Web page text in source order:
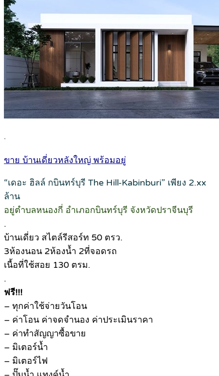
.
ขาย บ้านเดี่ยวหลังใหญ่ พร้อมอยู่
“เดอะ ฮิลล์ กบินทร์บุรี The Hill-Kabinburi” เพียง 2.xx
ล้าน
อยู่ตำบลหนองกี่ อำเภอกบินทร์บุรี จังหวัดปราจีนบุรี
.
บ้านเดี่ยว สไตล์รีสอร์ท 50 ตรว.
3ห้องนอน 2ห้องน้ำ 2ที่จอดรถ
เนื้อที่ใช้สอย 130 ตรม.
.
ฟรี!!!
– ทุกค่าใช้จ่ายวันโอน
– ค่าโอน ค่าจดจำนอง ค่าประเมินราคา
– ค่าทำสัญญาซื้อขาย
– มิเตอร์น้ำ
– มิเตอร์ไฟ